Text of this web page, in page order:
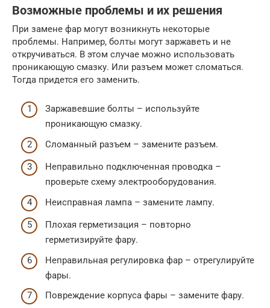
Возможные проблемы и их решения
При замене фар могут возникнуть некоторые
проблемы. Например, болты могут заржаветь и не
откручиваться. В этом случае можно использовать
проникающую смазку. Или разъем может сломаться.
Тогда придется его заменить.
Заржавевшие болты – используйте
проникающую смазку.
Сломанный разъем – замените разъем.
Неправильно подключенная проводка –
проверьте схему электрооборудования.
Неисправная лампа – замените лампу.
Плохая герметизация – повторно
герметизируйте фару.
Неправильная регулировка фар – отрегулируйте
фары.
Повреждение корпуса фары – замените фару.